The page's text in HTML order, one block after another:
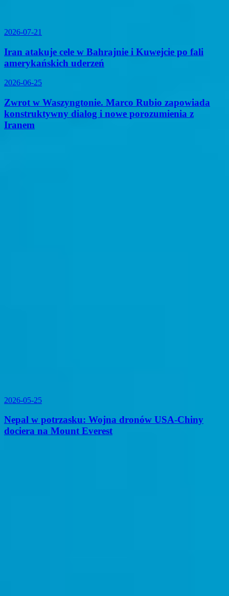
2026-07-21
Iran atakuje cele w Bahrajnie i Kuwejcie po fali
amerykańskich uderzeń
2026-06-25
Zwrot w Waszyngtonie. Marco Rubio zapowiada
konstruktywny dialog i nowe porozumienia z
Iranem
2026-05-25
Nepal w potrzasku: Wojna dronów USA-Chiny
dociera na Mount Everest